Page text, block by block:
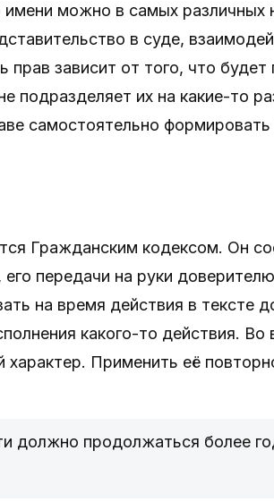
можно в самых различных
в суде,
зависит от того, что будет
подразделяет их на какие-то
самостоятельно
Гражданским кодексом. Он
передачи на руки
на время действия в тексте
какого-то действия. Во
Применить её
должно продолжаться более